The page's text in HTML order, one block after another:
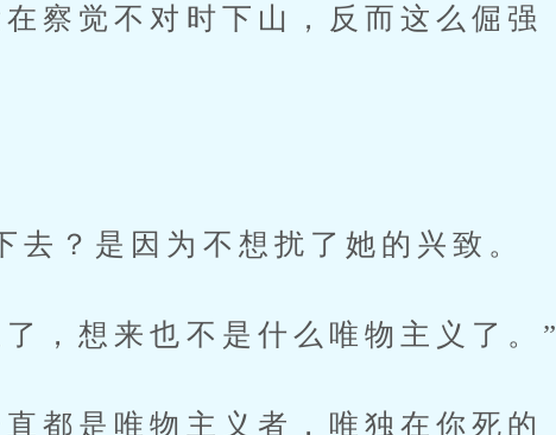
察觉不对时下山，反而这么倔强
？是因为不想扰了她的兴致。
，想来也不是什么唯物主义了。”
都是唯物主义者，唯独在你死的